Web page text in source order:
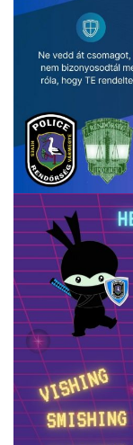
HIRDETMÉNYEK
ÓVODA ÉS MINI